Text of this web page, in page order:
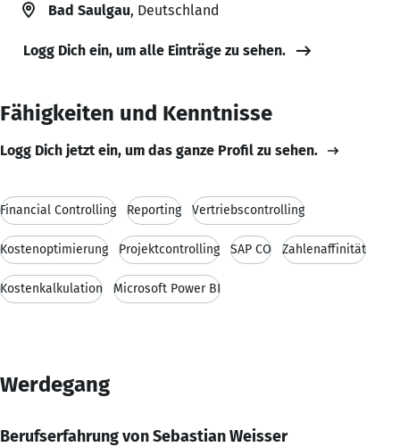
Bad Saulgau, Deutschland
Logg Dich ein, um alle Einträge zu sehen.
Fähigkeiten und Kenntnisse
Logg Dich jetzt ein, um das ganze Profil zu sehen.
Financial Controlling Reporting Vertriebscontrolling
Kostenoptimierung Projektcontrolling SAP CO Zahlenaffinität
Kostenkalkulation Microsoft Power BI
Werdegang
Berufserfahrung von Sebastian Weisser